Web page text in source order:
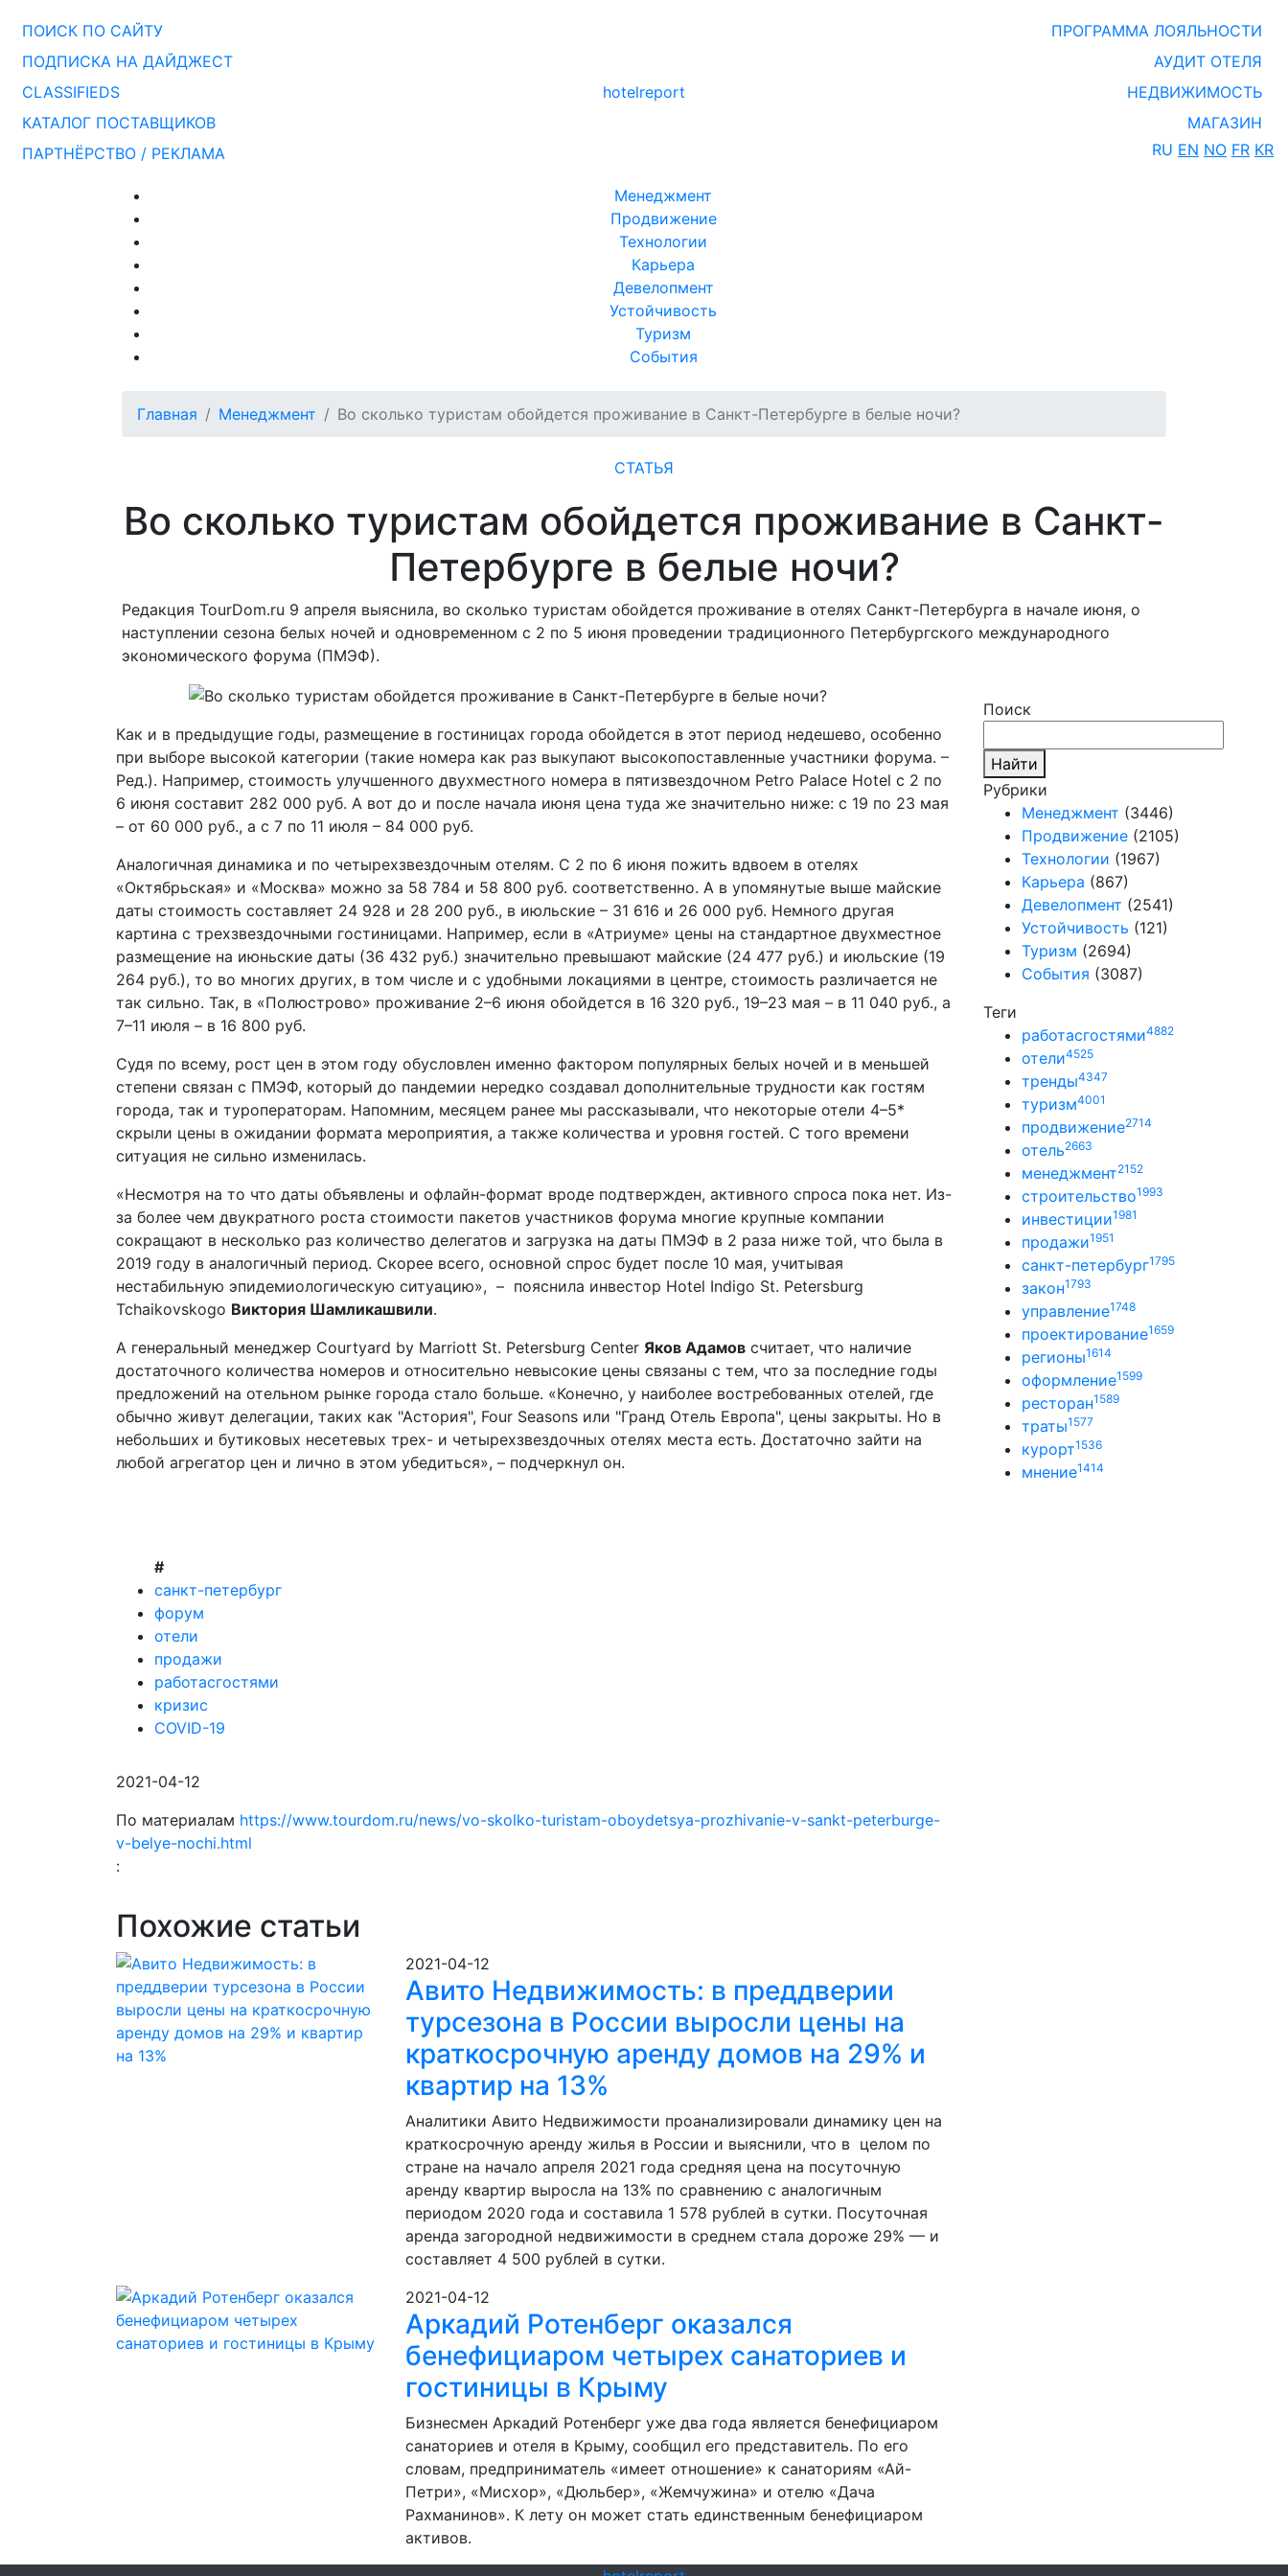
hotelreport
ПОИСК ПО САЙТУ
ПОДПИСКА НА ДАЙДЖЕСТ
CLASSIFIEDS
КАТАЛОГ ПОСТАВЩИКОВ
ПАРТНЁРСТВО / РЕКЛАМА
ПРОГРАММА ЛОЯЛЬНОСТИ
АУДИТ ОТЕЛЯ
НЕДВИЖИМОСТЬ
МАГАЗИН
RU EN NO FR KR
Менеджмент
Продвижение
Технологии
Карьера
Девелопмент
Устойчивость
Туризм
События
Главная Менеджмент Во сколько туристам обойдется проживание в Санкт-Петербурге в белые ночи?
СТАТЬЯ
Во сколько туристам обойдется проживание в Санкт-
Петербурге в белые ночи?
Редакция TourDom.ru 9 апреля выяснила, во сколько туристам обойдется проживание в отелях Санкт-Петербурга в начале июня, о
наступлении сезона белых ночей и одновременном с 2 по 5 июня проведении традиционного Петербургского международного
экономического форума (ПМЭФ).
Как и в предыдущие годы, размещение в гостиницах города обойдется в этот период недешево, особенно
при выборе высокой категории (такие номера как раз выкупают высокопоставленные участники форума. –
Ред.). Например, стоимость улучшенного двухместного номера в пятизвездочном Petro Palace Hotel с 2 по
6 июня составит 282 000 руб. А вот до и после начала июня цена туда же значительно ниже: с 19 по 23 мая
– от 60 000 руб., а с 7 по 11 июля – 84 000 руб.
Аналогичная динамика и по четырехзвездочным отелям. С 2 по 6 июня пожить вдвоем в отелях
«Октябрьская» и «Москва» можно за 58 784 и 58 800 руб. соответственно. А в упомянутые выше майские
даты стоимость составляет 24 928 и 28 200 руб., в июльские – 31 616 и 26 000 руб. Немного другая
картина с трехзвездочными гостиницами. Например, если в «Атриуме» цены на стандартное двухместное
размещение на июньские даты (36 432 руб.) значительно превышают майские (24 477 руб.) и июльские (19
264 руб.), то во многих других, в том числе и с удобными локациями в центре, стоимость различается не
так сильно. Так, в «Полюстрово» проживание 2–6 июня обойдется в 16 320 руб., 19–23 мая – в 11 040 руб., а
7–11 июля – в 16 800 руб.
Судя по всему, рост цен в этом году обусловлен именно фактором популярных белых ночей и в меньшей
степени связан с ПМЭФ, который до пандемии нередко создавал дополнительные трудности как гостям
города, так и туроператорам. Напомним, месяцем ранее мы рассказывали, что некоторые отели 4–5*
скрыли цены в ожидании формата мероприятия, а также количества и уровня гостей. С того времени
ситуация не сильно изменилась.
«Несмотря на то что даты объявлены и офлайн-формат вроде подтвержден, активного спроса пока нет. Из-
за более чем двукратного роста стоимости пакетов участников форума многие крупные компании
сокращают в несколько раз количество делегатов и загрузка на даты ПМЭФ в 2 раза ниже той, что была в
2019 году в аналогичный период. Скорее всего, основной спрос будет после 10 мая, учитывая
нестабильную эпидемиологическую ситуацию», – пояснила инвестор Hotel Indigo St. Petersburg
Tchaikovskogo Виктория Шамликашвили.
А генеральный менеджер Courtyard by Marriott St. Petersburg Center Яков Адамов считает, что наличие
достаточного количества номеров и относительно невысокие цены связаны с тем, что за последние годы
предложений на отельном рынке города стало больше. «Конечно, у наиболее востребованных отелей, где
обычно живут делегации, таких как "Астория", Four Seasons или "Гранд Отель Европа", цены закрыты. Но в
небольших и бутиковых несетевых трех- и четырехзвездочных отелях места есть. Достаточно зайти на
любой агрегатор цен и лично в этом убедиться», – подчеркнул он.
#
санкт-петербург
форум
отели
продажи
работасгостями
кризис
COVID-19
2021-04-12
По материалам https://www.tourdom.ru/news/vo-skolko-turistam-oboydetsya-prozhivanie-v-sankt-peterburge-
v-belye-nochi.html
:
Похожие статьи
2021-04-12
Авито Недвижимость: в преддверии
турсезона в России выросли цены на
краткосрочную аренду домов на 29% и
квартир на 13%
Аналитики Авито Недвижимости проанализировали динамику цен на
краткосрочную аренду жилья в России и выяснили, что в целом по
стране на начало апреля 2021 года средняя цена на посуточную
аренду квартир выросла на 13% по сравнению с аналогичным
периодом 2020 года и составила 1 578 рублей в сутки. Посуточная
аренда загородной недвижимости в среднем стала дороже 29% — и
составляет 4 500 рублей в сутки.
2021-04-12
Аркадий Ротенберг оказался
бенефициаром четырех санаториев и
гостиницы в Крыму
Бизнесмен Аркадий Ротенберг уже два года является бенефициаром
санаториев и отеля в Крыму, сообщил его представитель. По его
словам, предприниматель «имеет отношение» к санаториям «Ай-
Петри», «Мисхор», «Дюльбер», «Жемчужина» и отелю «Дача
Рахманинов». К лету он может стать единственным бенефициаром
активов.
Поиск
Найти
Рубрики
Менеджмент (3446)
Продвижение (2105)
Технологии (1967)
Карьера (867)
Девелопмент (2541)
Устойчивость (121)
Туризм (2694)
События (3087)
Теги
работасгостями4882
отели4525
тренды4347
туризм4001
продвижение2714
отель2663
менеджмент2152
строительство1993
инвестиции1981
продажи1951
санкт-петербург1795
закон1793
управление1748
проектирование1659
регионы1614
оформление1599
ресторан1589
траты1577
курорт1536
мнение1414